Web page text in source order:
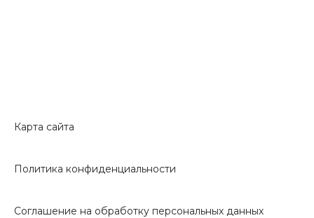
Карта сайта
Политика конфиденциальности
Соглашение на обработку персональных данных